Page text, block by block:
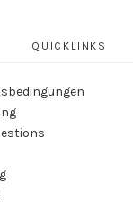
QUICKLINKS